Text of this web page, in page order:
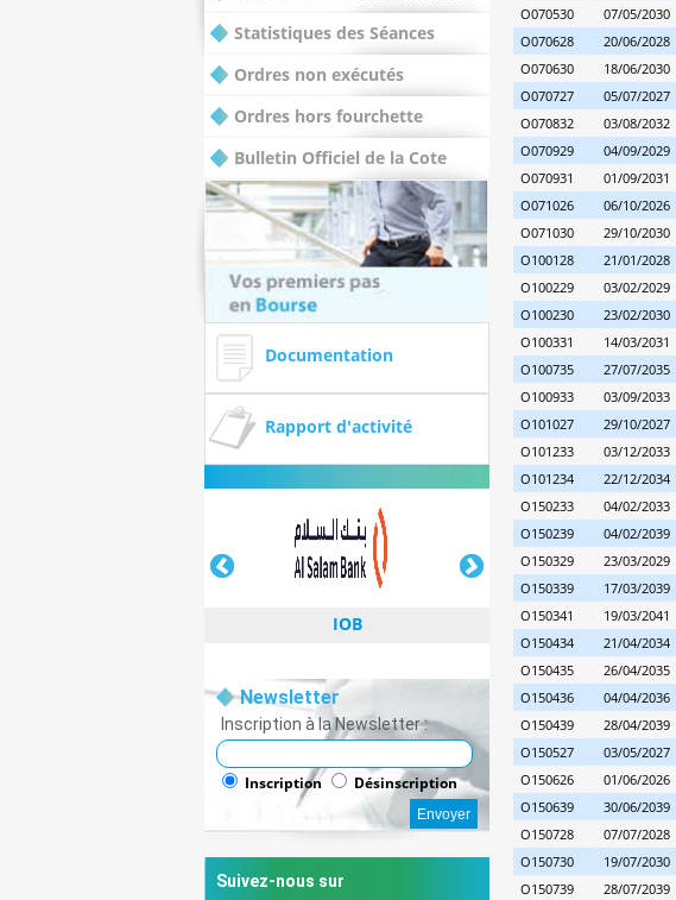
Statistiques des Séances
Ordres non exécutés
Ordres hors fourchette
Bulletin Officiel de la Cote
Documentation
Rapport d'activité
IOB
IOB
Newsletter
Inscription à la Newsletter :
Inscription Désinscription
Suivez-nous sur
O070530
07/05/2030
O070628
20/06/2028
O070630
18/06/2030
O070727
05/07/2027
O070832
03/08/2032
O070929
04/09/2029
O070931
01/09/2031
O071026
06/10/2026
O071030
29/10/2030
O100128
21/01/2028
O100229
03/02/2029
O100230
23/02/2030
O100331
14/03/2031
O100735
27/07/2035
O100933
03/09/2033
O101027
29/10/2027
O101233
03/12/2033
O101234
22/12/2034
O150233
04/02/2033
O150239
04/02/2039
O150329
23/03/2029
O150339
17/03/2039
O150341
19/03/2041
O150434
21/04/2034
O150435
26/04/2035
O150436
04/04/2036
O150439
28/04/2039
O150527
03/05/2027
O150626
01/06/2026
O150639
30/06/2039
O150728
07/07/2028
O150730
19/07/2030
O150739
28/07/2039